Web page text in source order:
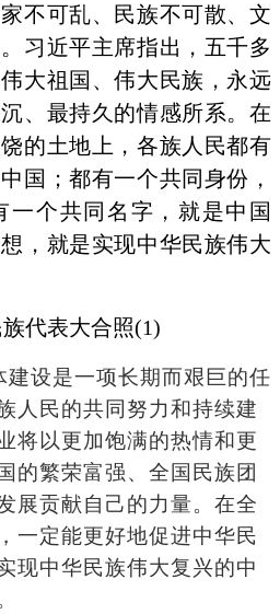
不可乱、民族不可散、文
习近平主席指出，五千多
大祖国、伟大民族，永远
、最持久的情感所系。在
的土地上，各族人民都有
国；都有一个共同身份，
一个共同名字，就是中国
，就是实现中华民族伟大
设是一项长期而艰巨的任
人民的共同努力和持续建
将以更加饱满的热情和更
的繁荣富强、全国民族团
展贡献自己的力量。在全
一定能更好地促进中华民
现中华民族伟大复兴的中